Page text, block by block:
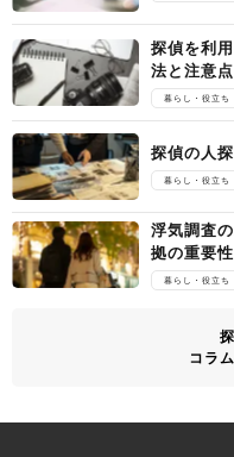
探偵を利
法と注意点
暮らし・役立ち
探偵の人
暮らし・役立ち
浮気調査
拠の重要性
暮らし・役立ち
コラ